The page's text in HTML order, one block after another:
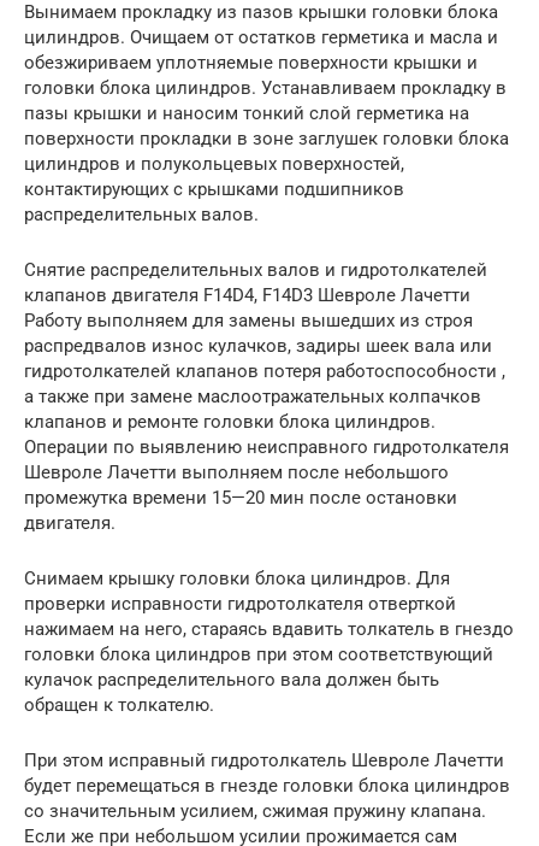
Вынимаем прокладку из пазов крышки головки блока
цилиндров. Очищаем от остатков герметика и масла и
обезжириваем уплотняемые поверхности крышки и
головки блока цилиндров. Устанавливаем прокладку в
пазы крышки и наносим тонкий слой герметика на
поверхности прокладки в зоне заглушек головки блока
цилиндров и полукольцевых поверхностей,
контактирующих с крышками подшипников
распределительных валов.
Снятие распределительных валов и гидротолкателей
клапанов двигателя F14D4, F14D3 Шевроле Лачетти
Работу выполняем для замены вышедших из строя
распредвалов износ кулачков, задиры шеек вала или
гидротолкателей клапанов потеря работоспособности ,
а также при замене маслоотражательных колпачков
клапанов и ремонте головки блока цилиндров.
Операции по выявлению неисправного гидротолкателя
Шевроле Лачетти выполняем после небольшого
промежутка времени 15—20 мин после остановки
двигателя.
Снимаем крышку головки блока цилиндров. Для
проверки исправности гидротолкателя отверткой
нажимаем на него, стараясь вдавить толкатель в гнездо
головки блока цилиндров при этом соответствующий
кулачок распределительного вала должен быть
обращен к толкателю.
При этом исправный гидротолкатель Шевроле Лачетти
будет перемещаться в гнезде головки блока цилиндров
со значительным усилием, сжимая пружину клапана.
Если же при небольшом усилии прожимается сам